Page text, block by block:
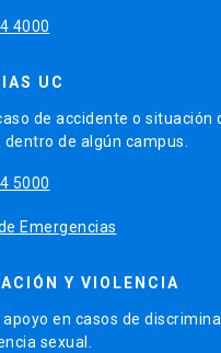
4000
UC
de accidente o situación
de algún campus.
5000
Emergencias
Y VIOLENCIA
en casos de
sexual.